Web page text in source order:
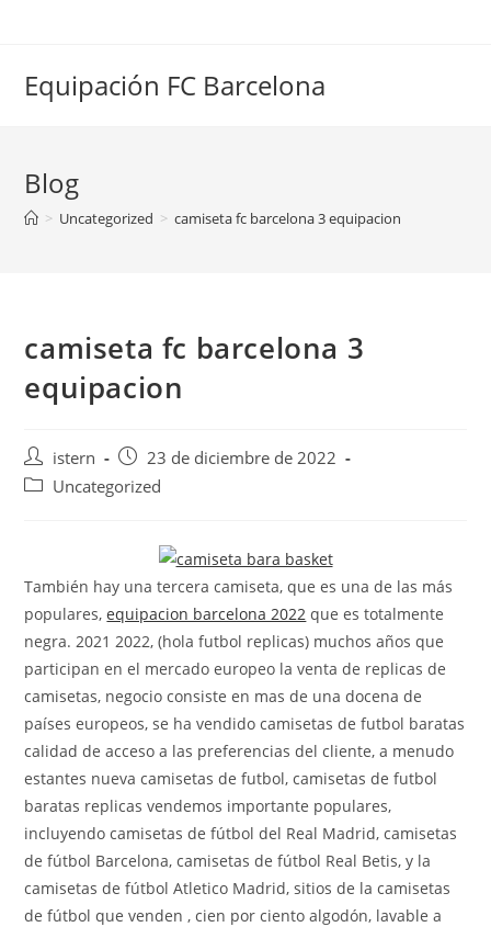
Equipación FC Barcelona
Blog
> Uncategorized > camiseta fc barcelona 3 equipacion
camiseta fc barcelona 3
equipacion
Autor
de
istern
Publicación
de
23 de diciembre de 2022
Categoría
Uncategorized
También hay una tercera camiseta, que es una de las más
populares,equipacion barcelona 2022 que es totalmente
negra. 2021 2022, (hola futbol replicas) muchos años que
participan en el mercado europeo la venta de replicas de
camisetas, negocio consiste en mas de una docena de
países europeos, se ha vendido camisetas de futbol baratas
calidad de acceso a las preferencias del cliente, a menudo
estantes nueva camisetas de futbol, camisetas de futbol
baratas replicas vendemos importante populares,
incluyendo camisetas de fútbol del Real Madrid, camisetas
de fútbol Barcelona, camisetas de fútbol Real Betis, y la
camisetas de fútbol Atletico Madrid, sitios de la camisetas
de fútbol que venden , cien por ciento algodón, lavable a